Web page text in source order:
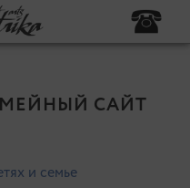
САЙТ